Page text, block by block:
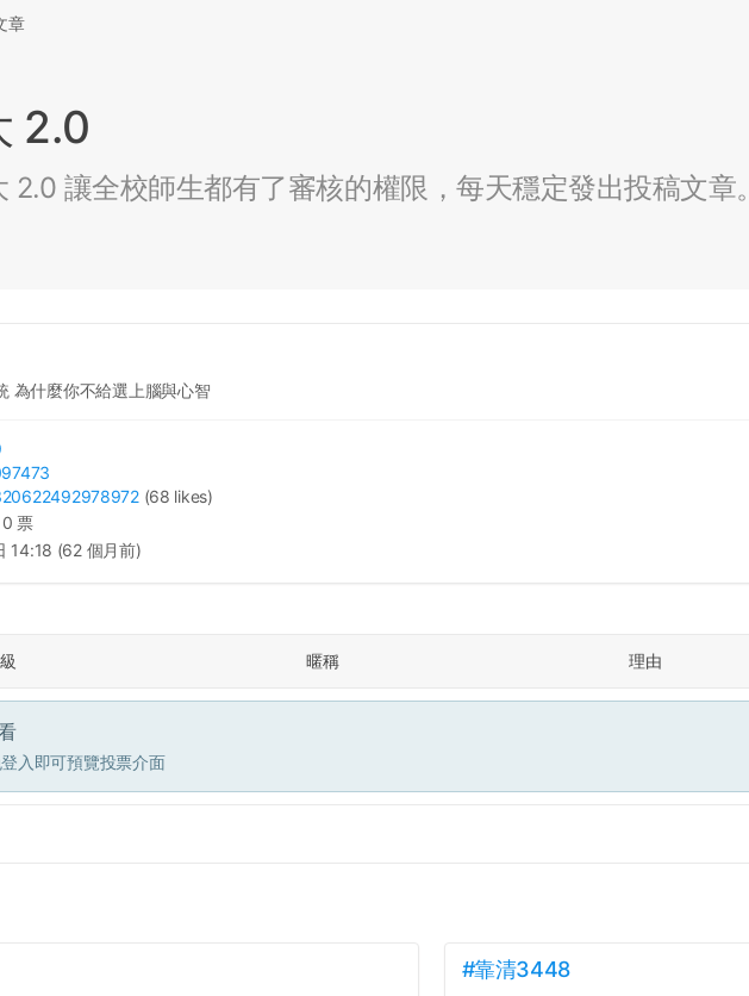
章
2.0
2.0 讓全校師生都有了審核的權限，每天穩定發出投稿文章。
為什麼你不給選上腦與心智
(68 likes)
0 票
14:18 (62 個月前)
暱稱 理由
登入即可預覽投票介面
#靠清3448